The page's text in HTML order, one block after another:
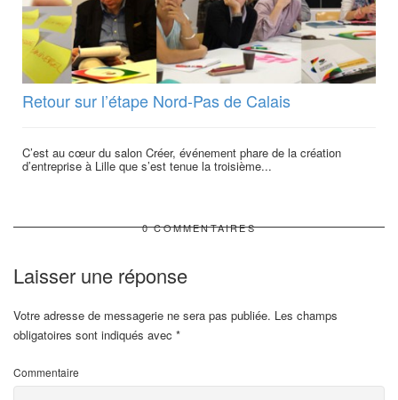
Retour sur l’étape Nord-Pas de Calais
C’est au cœur du salon Créer, événement phare de la création
d’entreprise à Lille que s’est tenue la troisième...
0 COMMENTAIRES
Laisser une réponse
Votre adresse de messagerie ne sera pas publiée. Les champs
obligatoires sont indiqués avec *
Commentaire